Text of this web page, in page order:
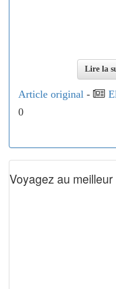
Lire la
Article original -
0
Voyagez au